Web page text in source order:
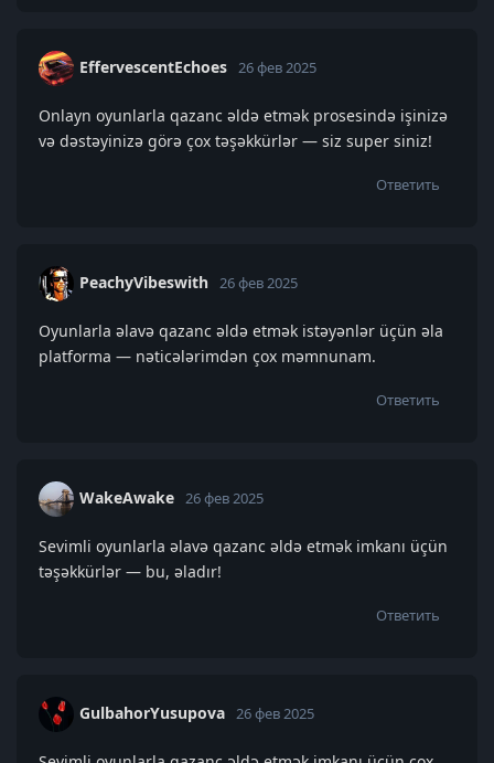
EffervescentEchoes 26 фев 2025
Onlayn oyunlarla qazanc əldə etmək prosesində işinizə
və dəstəyinizə görə çox təşəkkürlər — siz super siniz!
Ответить
PeachyVibeswith 26 фев 2025
Oyunlarla əlavə qazanc əldə etmək istəyənlər üçün əla
platforma — nəticələrimdən çox məmnunam.
Ответить
WakeAwake 26 фев 2025
Sevimli oyunlarla əlavə qazanc əldə etmək imkanı üçün
təşəkkürlər — bu, əladır!
Ответить
GulbahorYusupova 26 фев 2025